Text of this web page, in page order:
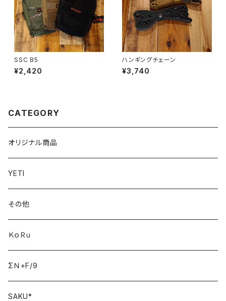
SSC B5
¥2,420
ハンギングチェーン
¥3,740
CATEGORY
オリジナル商品
YETI
その他
ＫｏＲｕ
ΣＮ+F/9
SAKU*